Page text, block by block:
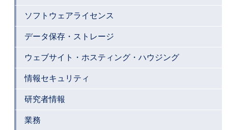
ソフトウェアライセンス
データ保存・ストレージ
ウェブサイト・ホスティング・ハウジング
情報セキュリティ
研究者情報
業務